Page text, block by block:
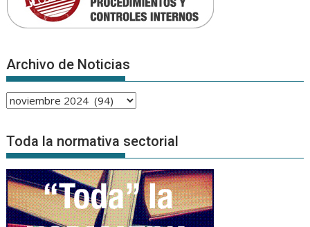
Archivo de Noticias
Archivo
Noticias
Toda la normativa sectorial